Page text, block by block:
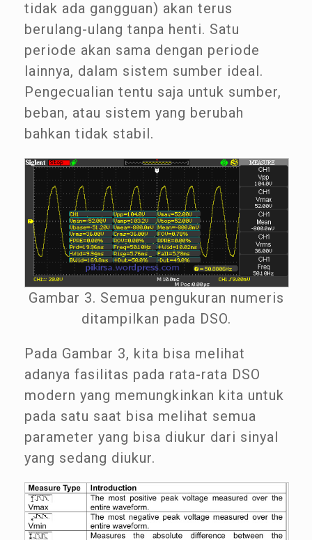
tidak ada gangguan) akan terus
berulang-ulang tanpa henti. Satu
periode akan sama dengan periode
lainnya, dalam sistem sumber ideal.
Pengecualian tentu saja untuk sumber,
beban, atau sistem yang berubah
bahkan tidak stabil.
Gambar 3. Semua pengukuran numeris
ditampilkan pada DSO.
Pada Gambar 3, kita bisa melihat
adanya fasilitas pada rata-rata DSO
modern yang memungkinkan kita untuk
pada satu saat bisa melihat semua
parameter yang bisa diukur dari sinyal
yang sedang diukur.